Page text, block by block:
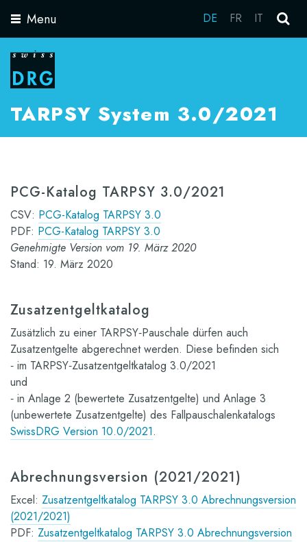
Toggle
Menu DE FR IT
TARPSY System 3.0/2021
PCG-Katalog TARPSY 3.0/2021
CSV: PCG-Katalog TARPSY 3.0
PDF: PCG-Katalog TARPSY 3.0
Genehmigte Version vom 19. März 2020
Stand: 19. März 2020
Zusatzentgeltkatalog
Zusätzlich zu einer TARPSY‐Pauschale dürfen auch
Zusatzentgelte abgerechnet werden. Diese befinden sich
‐ im TARPSY‐Zusatzentgeltkatalog 3.0/2021
und
‐ in Anlage 2 (bewertete Zusatzentgelte) und Anlage 3
(unbewertete Zusatzentgelte) des Fallpauschalenkatalogs
SwissDRG Version 10.0/2021.
Abrechnungsversion (2021/2021)
Excel: Zusatzentgeltkatalog TARPSY 3.0 Abrechnungsversion
(2021/2021)
PDF: Zusatzentgeltkatalog TARPSY 3.0 Abrechnungsversion